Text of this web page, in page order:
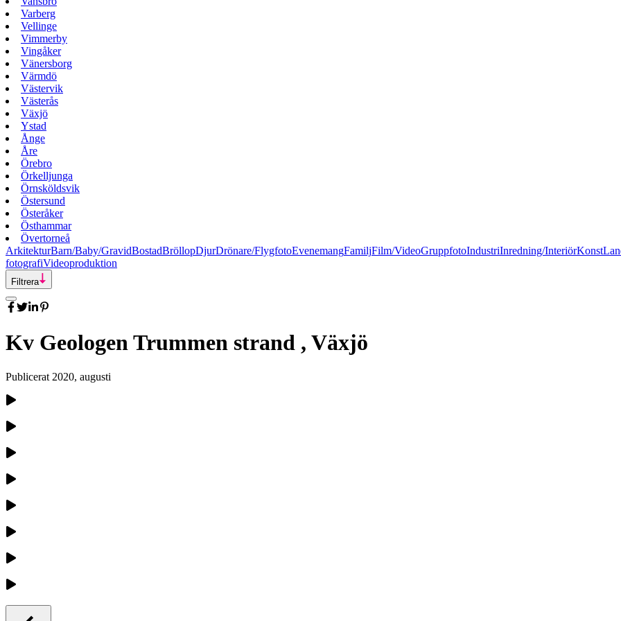
Varberg
Vellinge
Vimmerby
Vingåker
Vänersborg
Värmdö
Västervik
Västerås
Växjö
Ystad
Ånge
Åre
Örebro
Örkelljunga
Örnsköldsvik
Östersund
Österåker
Östhammar
Övertorneå
ArkitekturBarn/Baby/GravidBostadBröllopDjurDrönare/FlygfotoEvenemangFamiljFilm/VideoGruppfotoIndustriInredning/InteriörKonst
fotografiVideoproduktion
Filtrera
Kv Geologen Trummen strand , Växjö
Publicerat 2020, augusti